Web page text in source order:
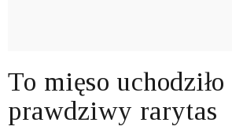
To mięso uchodziło
prawdziwy rarytas